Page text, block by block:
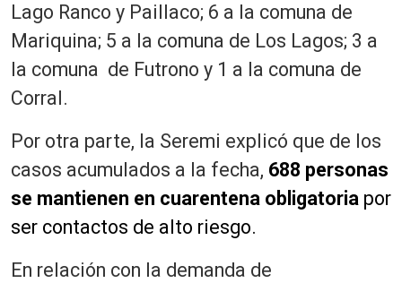
Lago Ranco y Paillaco; 6 a la comuna de
Mariquina; 5 a la comuna de Los Lagos; 3 a
la comuna de Futrono y 1 a la comuna de
Corral.
Por otra parte, la Seremi explicó que de los
casos acumulados a la fecha, 688 personas
se mantienen en cuarentena obligatoria por
ser contactos de alto riesgo.
En relación con la demanda de